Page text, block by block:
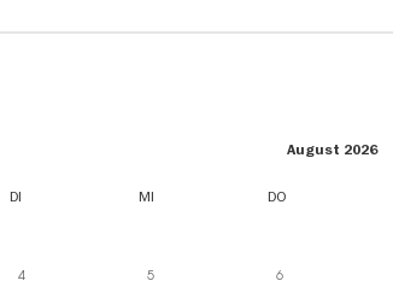
August 2026
DI MI DO
4 5 6